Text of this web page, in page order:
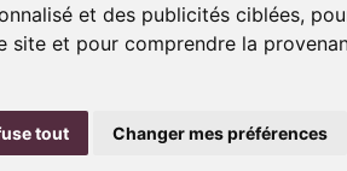
et des publicités ciblées,
site et pour comprendre la
tout Changer mes préférences